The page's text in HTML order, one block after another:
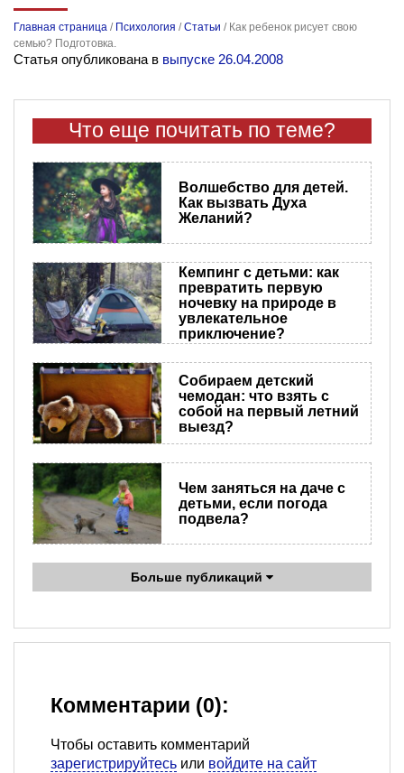
Главная страница / Психология /Статьи / Как ребенок рисует свою
семью? Подготовка.
Статья опубликована в выпуске 26.04.2008
Что еще почитать по теме?
Волшебство для детей.
Как вызвать Духа
Желаний?
Кемпинг с детьми: как
превратить первую
ночевку на природе в
увлекательное
приключение?
Собираем детский
чемодан: что взять с
собой на первый летний
выезд?
Чем заняться на даче с
детьми, если погода
подвела?
Больше публикаций
Комментарии (0):
Чтобы оставить комментарий
зарегистрируйтесь или войдите на сайт